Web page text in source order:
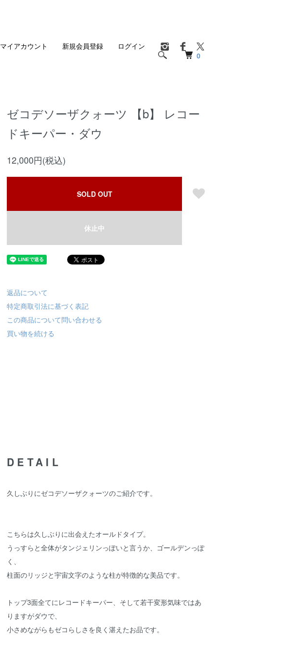
0
マイアカウント 新規会員登録 ログイン
ゼコデソーザクォーツ 【b】 レコー
ドキーパー・ダウ
12,000円(税込)
SOLD OUT
休止中
返品について
特定商取引法に基づく表記
この商品について問い合わせる
買い物を続ける
DETAIL
久しぶりにゼコデソーザクォーツのご紹介です。
こちらは久しぶりに出会えたオールドタイプ。
うっすらと全体がタンジェリンっぽいと言うか、ゴールデンっぽ
く、
柱面のリッジと宇宙文字のような柱が特徴的な美品です。
トップ3面全てにレコードキーパー、そして若干変形気味ではあ
りますがダウで、
小さめながらもゼコらしさを良く湛えたお品です。